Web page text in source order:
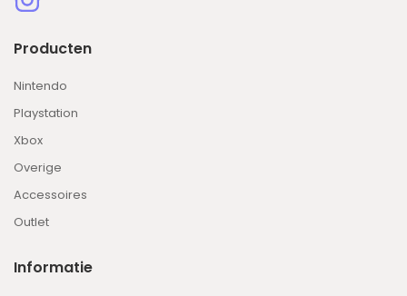
Producten
Nintendo
Playstation
Xbox
Overige
Accessoires
Outlet
Informatie